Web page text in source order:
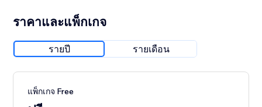
ราคาและแพ็กเกจ
รายปี รายเดือน
แพ็กเกจ Free